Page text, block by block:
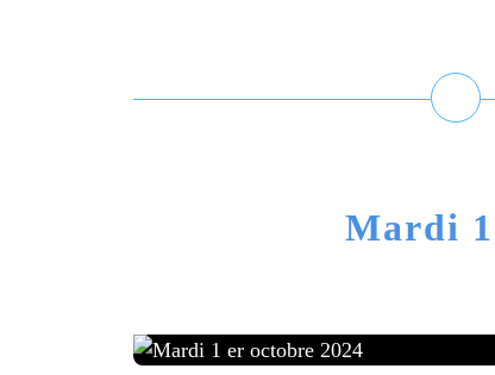
Mardi 1